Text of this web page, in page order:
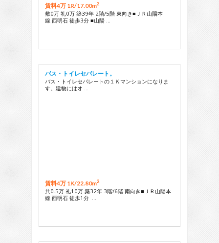
賃料4万 1R/17.00m2
敷0万 礼0万 築39年 2階/5階 東向き■ＪＲ山陽本
線 西明石 徒歩3分 ■山陽 …
バス・トイレセパレート。
バス・トイレセパレートの１Ｋマンションになりま
す。建物にはオ …
賃料4万 1K/22.80m2
共0.5万 礼10万 築32年 3階/6階 南向き■ＪＲ山陽本
線 西明石 徒歩1分 …